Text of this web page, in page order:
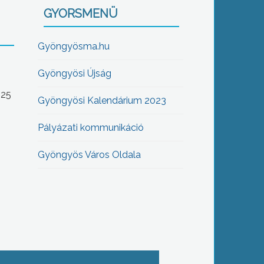
GYORSMENÜ
Gyöngyösma.hu
Gyöngyösi Újság
Gyöngyösi Kalendárium 2023
Pályázati kommunikáció
Gyöngyös Város Oldala